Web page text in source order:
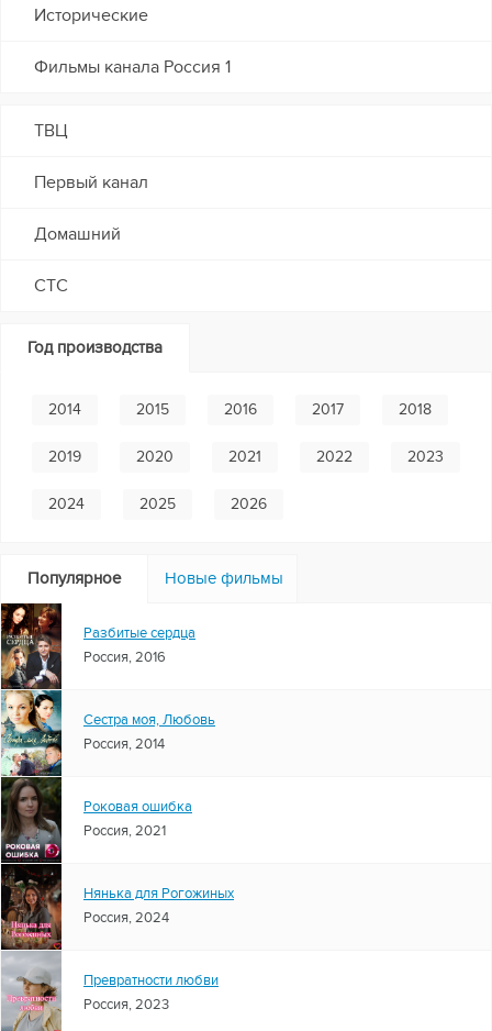
Исторические
Фильмы канала Россия 1
ТВЦ
Первый канал
Домашний
СТС
Год производства
2014 2015 2016 2017 2018
2019 2020 2021 2022 2023
2024 2025 2026
Популярное Новые фильмы
Разбитые сердца
Россия, 2016
Сестра моя, Любовь
Россия, 2014
Роковая ошибка
Россия, 2021
Нянька для Рогожиных
Россия, 2024
Превратности любви
Россия, 2023